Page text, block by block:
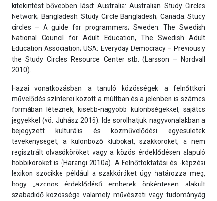
kitekintést bővebben lásd: Australia: Australian Study Circles
Network; Bangladesh: Study Circle Bangladesh; Canada: Study
circles – A guide for programmers; Sweden: The Swedish
National Council for Adult Education, The Swedish Adult
Education Association; USA: Everyday Democracy – Previously
the Study Circles Resource Center stb. (Larsson – Nordvall
2010).
Hazai vonatkozásban a tanuló közösségek a felnőttkori
művelődés színterei között a múltban és a jelenben is számos
formában léteznek, kisebb-nagyobb különbségekkel, sajátos
jegyekkel (vö. Juhász 2016). Ide sorolhatjuk nagyvonalakban a
bejegyzett kulturális és közművelődési egyesületek
tevékenységét, a különböző klubokat, szakköröket, a nem
regisztrált olvasóköröket vagy a közös érdeklődésen alapuló
hobbiköröket is (Harangi 2010a). A Felnőttoktatási és -képzési
lexikon szócikke például a szakköröket úgy határozza meg,
hogy „azonos érdeklődésű emberek önkéntesen alakult
szabadidő közössége valamely művészeti vagy tudományág